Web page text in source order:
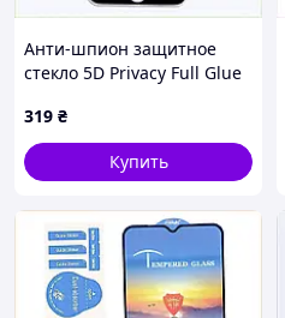
Анти-шпион защитное
стекло 5D Privacy Full Glue
Черный, 5C05M91X34
319 ₴
Купить